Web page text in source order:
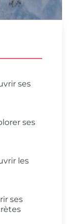
ses
ses
les
ses